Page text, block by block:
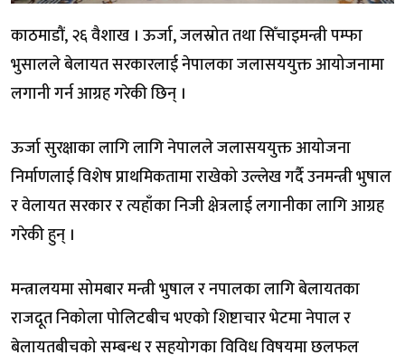
काठमाडौं, २६ वैशाख । ऊर्जा, जलस्रोत तथा सिँचाइमन्त्री पम्फा
भुसालले बेलायत सरकारलाई नेपालका जलासययुक्त आयोजनामा
लगानी गर्न आग्रह गरेकी छिन् ।
ऊर्जा सुरक्षाका लागि लागि नेपालले जलासययुक्त आयोजना
निर्माणलाई विशेष प्राथमिकतामा राखेको उल्लेख गर्दै उनमन्त्री भुषाल
र वेलायत सरकार र त्यहाँका निजी क्षेत्रलाई लगानीका लागि आग्रह
गरेकी हुन् ।
मन्त्रालयमा सोमबार मन्त्री भुषाल र नपालका लागि बेलायतका
राजदूत निकोला पोलिटबीच भएको शिष्टाचार भेटमा नेपाल र
बेलायतबीचको सम्बन्ध र सहयोगका विविध विषयमा छलफल